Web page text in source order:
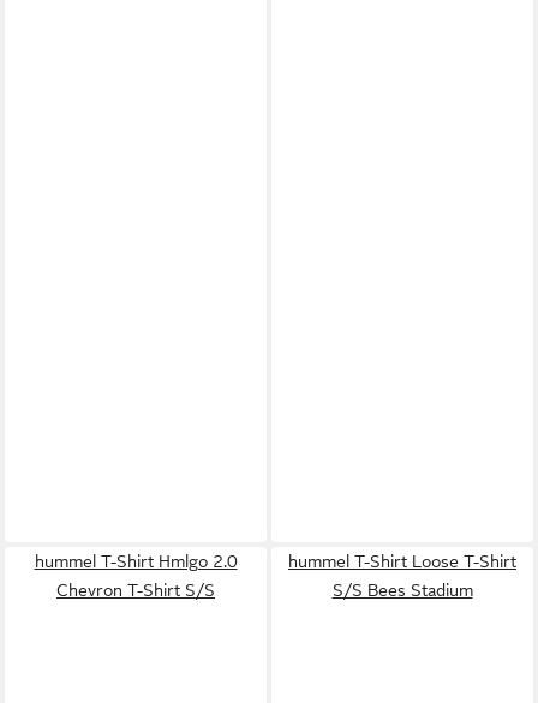
hummel T-Shirt Hmlgo 2.0
Chevron T-Shirt S/S
hummel T-Shirt Loose T-Shirt
S/S Bees Stadium